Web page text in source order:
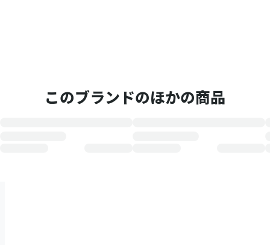
このブランドのほかの商品